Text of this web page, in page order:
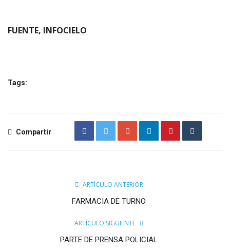
FUENTE, INFOCIELO
Tags:
Compartir
ARTÍCULO ANTERIOR
FARMACIA DE TURNO
ARTÍCULO SIGUIENTE
PARTE DE PRENSA POLICIAL